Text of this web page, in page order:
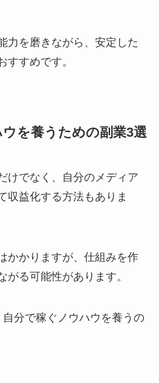
力を磨きながら、安定した
すすめです。
を養うための副業3選
けでなく、自分のメディア
収益化する方法もありま
かかりますが、仕組みを作
がる可能性があります。
分で稼ぐノウハウを養うの